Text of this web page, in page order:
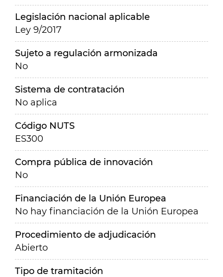
Legislación nacional aplicable
Ley 9/2017
Sujeto a regulación armonizada
No
Sistema de contratación
No aplica
Código NUTS
ES300
Compra pública de innovación
No
Financiación de la Unión Europea
No hay financiación de la Unión Europea
Procedimiento de adjudicación
Abierto
Tipo de tramitación